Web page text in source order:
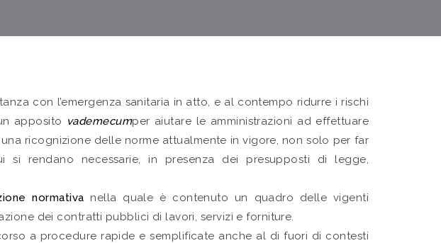
con l’emergenza sanitaria in atto, e al contempo ridurre i rischi
apposito vademecumper aiutare le amministrazioni ad effettuare
ricognizione delle norme attualmente in vigore, non solo per far
rendano necessarie, in presenza dei presupposti di legge,
normativa nella quale è contenuto un quadro delle vigenti
dei contratti pubblici di lavori, servizi e forniture.
a procedure rapide e semplificate anche al di fuori di contesti